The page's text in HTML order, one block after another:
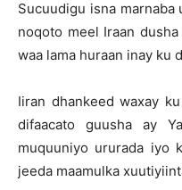
Sucuudigu isna marnaba
noqoto meel Iraan
waa lama huraan inay ku
Iiran dhankeed waxay
difaacato guusha ay
muquuniyo ururada iyo
jeeda maamulka